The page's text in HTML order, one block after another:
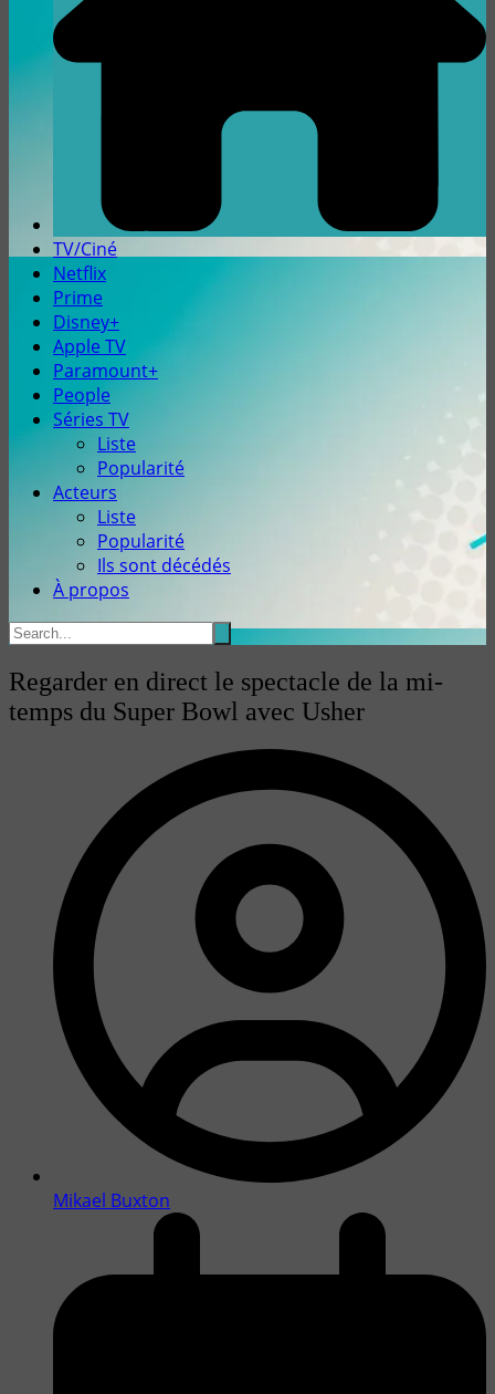
TV/Ciné
Netflix
Prime
Disney+
Apple TV
Paramount+
People
Séries TV
Liste
Popularité
Acteurs
Liste
Popularité
Ils sont décédés
À propos
Regarder en direct le spectacle de la mi-
temps du Super Bowl avec Usher
Mikael Buxton